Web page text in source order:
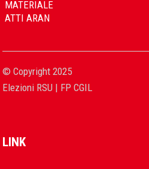
MATERIALE
ATTI ARAN
© Copyright 2025
Elezioni RSU | FP CGIL
LINK